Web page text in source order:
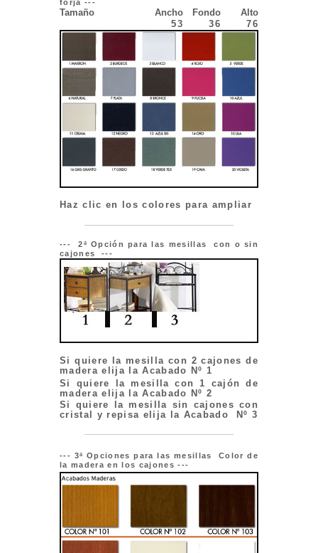
forja ---
Tamaño Ancho Fondo
Alto
53
36 76
Haz clic en los colores para ampliar
--- 2ª Opción para las mesillas con o sin
cajones ---
Si quiere la mesilla con 2 cajones de
madera elija la Acabado Nº 1
Si quiere la mesilla con 1 cajón de
madera elija la Acabado Nº 2
Si quiere la mesilla sin cajones con
cristal y repisa elija la Acabado Nº 3
--- 3ª Opciones para las mesillas Color de
la madera en los cajones ---